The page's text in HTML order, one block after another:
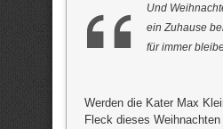
Und
ein Zuhause
für immer
Werden die Kater Max
Fleck dieses